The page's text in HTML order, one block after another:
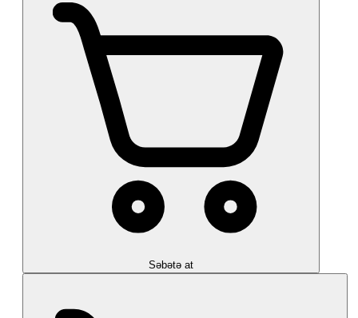
Səbətə at